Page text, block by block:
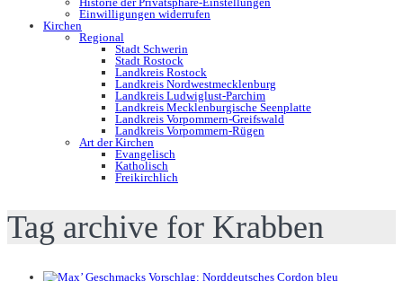
Einwilligungen widerrufen
Kirchen
Regional
Stadt Schwerin
Stadt Rostock
Landkreis Rostock
Landkreis Nordwestmecklenburg
Landkreis Ludwiglust-Parchim
Landkreis Mecklenburgische Seenplatte
Landkreis Vorpommern-Greifswald
Landkreis Vorpommern-Rügen
Art der Kirchen
Evangelisch
Katholisch
Freikirchlich
Tag archive for Krabben